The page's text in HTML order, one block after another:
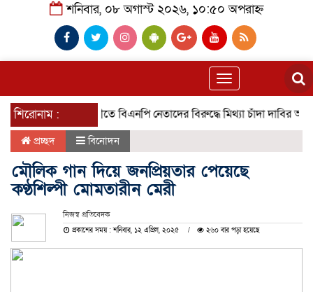
শনিবার, ০৮ অগাস্ট ২০২৬, ১০:৫০ অপরাহ্ন
Toggle
navigation
শিরোনাম :গৌরনদীতে বিএনপি নেতাদের বিরুদ্ধে মিথ্যা চাঁদা দাবির
প্রচ্ছদ বিনোদন
মৌলিক গান দিয়ে জনপ্রিয়তার পেয়েছে
কণ্ঠশিল্পী মোমতারীন মেরী
নিজস্ব প্রতিবেদক
প্রকাশের সময় : শনিবার, ১২ এপ্রিল, ২০২৫ ২৬০ বার পড়া হয়েছে